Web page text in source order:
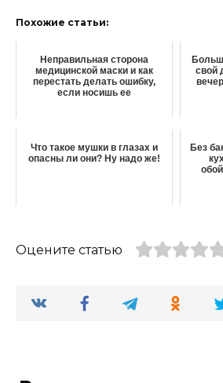
Похожие статьи:
Неправильная сторона
медицинской маски и как
перестать делать ошибку,
если носишь ее
свой
Что такое мушки в глазах и
опасны ли они? Ну надо же!
Без
Оцените статью